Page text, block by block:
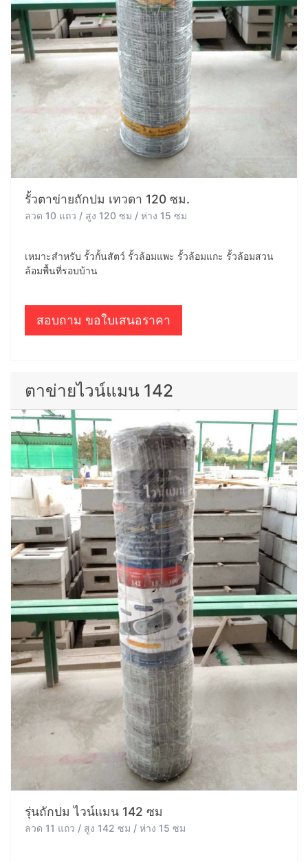
รั้วตาข่ายถักปม เทวดา 120 ซม.
ลวด 10 แถว / สูง 120 ซม / ห่าง 15 ซม
เหมาะสำหรับ รั้วกั้นสัตว์ รั้วล้อมแพะ รั้วล้อมแกะ รั้วล้อมสวน
ล้อมพื้นที่รอบบ้าน
สอบถาม ขอใบเสนอราคา
ตาข่ายไวน์แมน 142
รุ่นถักปม ไวน์แมน 142 ซม
ลวด 11 แถว / สูง 142 ซม / ห่าง 15 ซม